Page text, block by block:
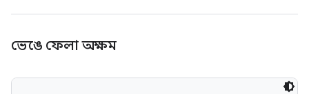
ভেঙে ফেলা অক্ষম